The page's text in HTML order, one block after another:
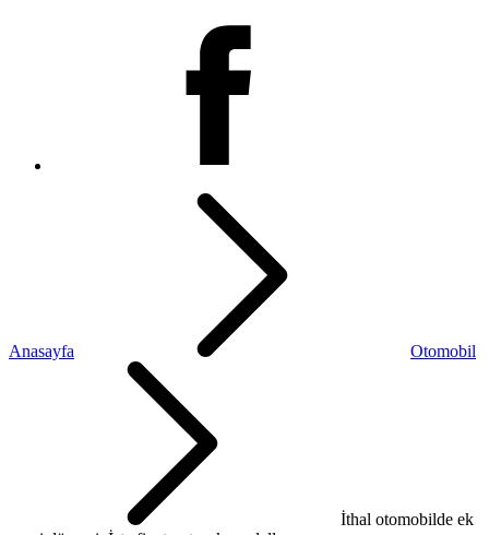
Anasayfa Otomobil
İthal otomobilde ek